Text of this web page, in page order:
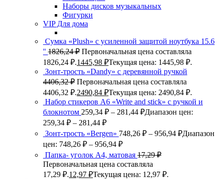
Наборы дисков музыкальных
Фигурки
VIP Для дома
Сумка «Plush» c усиленной защитой ноутбука 15.6
'' 1826,24₽ Первоначальная цена составляла
1826,24 ₽.1445,98 ₽Текущая цена: 1445,98 ₽.
Зонт-трость «Dandy» с деревянной ручкой
4406,32₽ Первоначальная цена составляла
4406,32 ₽.2490,84 ₽Текущая цена: 2490,84 ₽.
Набор стикеров А6 «Write and stick» с ручкой и
блокнотом 259,34 ₽ – 281,44 ₽Диапазон цен:
259,34 ₽ – 281,44 ₽
Зонт-трость «Bergen» 748,26 ₽ – 956,94 ₽Диапазон
цен: 748,26 ₽ – 956,94 ₽
Папка- уголок А4, матовая 17,29₽
Первоначальная цена составляла
17,29 ₽.12,97 ₽Текущая цена: 12,97 ₽.